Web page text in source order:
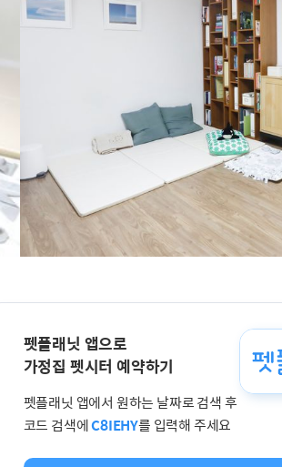
펫플래닛 앱으로
가정집 펫시터 예약하기
펫플래닛 앱에서 원하는 날짜로 검색 후
코드 검색에C8IEHY를 입력해 주세요